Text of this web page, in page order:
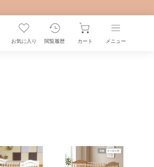
お気に入り 閲覧履歴 カート メニュー